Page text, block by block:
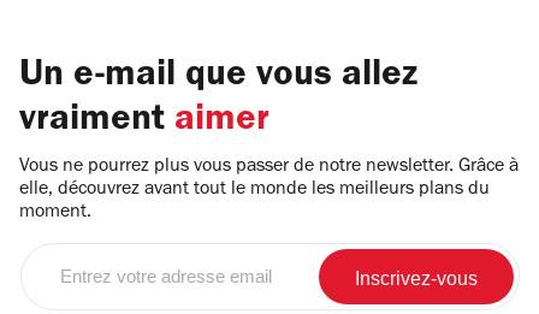
Un e-mail que vous allez
vraiment aimer
Vous ne pourrez plus vous passer de notre newsletter. Grâce à
elle, découvrez avant tout le monde les meilleurs plans du
moment.